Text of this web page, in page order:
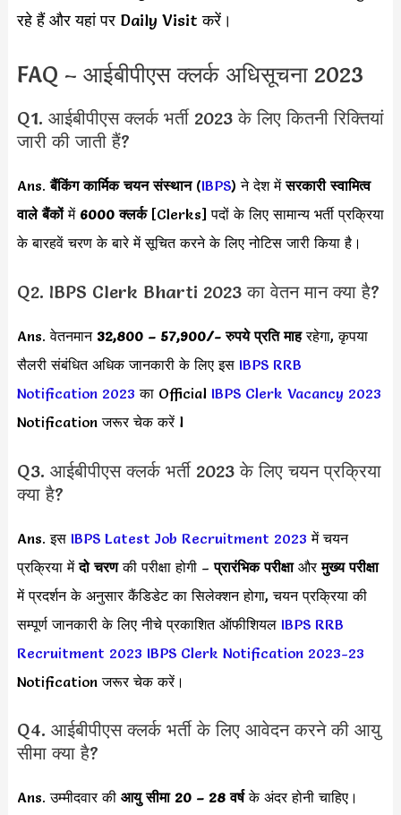
रहे हैं और यहां पर Daily Visit करें।
FAQ – आईबीपीएस क्लर्क अधिसूचना 2023
Q1. आईबीपीएस क्लर्क भर्ती 2023 के लिए कितनी रिक्तियां
जारी की जाती हैं?
Ans.बैंकिंग कार्मिक चयन संस्थान(IBPS) ने देश मेंसरकारी स्वामित्व
वाले बैंकोंमें 6000 क्लर्क[Clerks] पदों के लिए सामान्य भर्ती प्रक्रिया
के बारहवें चरण के बारे में सूचित करने के लिए नोटिस जारी किया है।
Q2. IBPS Clerk Bharti 2023 का वेतन मान क्या है?
Ans. वेतनमान 32,800 – 57,900/- रुपये प्रति माहरहेगा, कृपया
सैलरी संबंधित अधिक जानकारी के लिए इस IBPS RRB
Notification 2023 का Official IBPS Clerk Vacancy 2023
Notification जरूर चेक करें l
Q3. आईबीपीएस क्लर्क भर्ती 2023 के लिए चयन प्रक्रिया
क्या है?
Ans. इस IBPS Latest Job Recruitment 2023 में चयन
प्रक्रिया मेंदो चरणकी परीक्षा होगी – प्रारंभिक परीक्षाऔरमुख्य परीक्षा
में प्रदर्शन के अनुसार कैंडिडेट का सिलेक्शन होगा, चयन प्रक्रिया की
सम्पूर्ण जानकारी के लिए नीचे प्रकाशित ऑफीशियल IBPS RRB
Recruitment 2023 IBPS Clerk Notification 2023-23
Notification जरूर चेक करें।
Q4. आईबीपीएस क्लर्क भर्ती के लिए आवेदन करने की आयु
सीमा क्या है?
Ans. उम्मीदवार की आयु सीमा 20 – 28 वर्षके अंदर होनी चाहिए।